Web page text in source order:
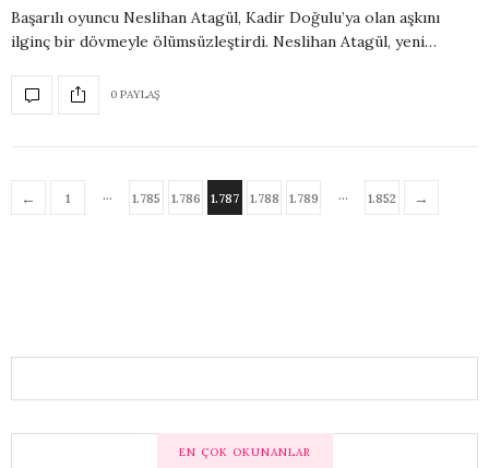
Başarılı oyuncu Neslihan Atagül, Kadir Doğulu’ya olan aşkını
ilginç bir dövmeyle ölümsüzleştirdi. Neslihan Atagül, yeni…
0 PAYLAŞ
← 1 … 1.785 1.786 1.787 1.788 1.789 … 1.852 →
EN ÇOK OKUNANLAR